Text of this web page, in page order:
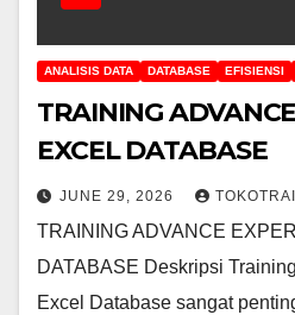
ANALISIS DATA DATABASE EFISIENSI
TRAINING
EXCEL DATABASE
JUNE 29, 2026
TRAINING ADVANCE
DATABASE Deskripsi
Excel Database sangat